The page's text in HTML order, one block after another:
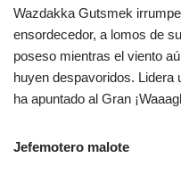
Wazdakka Gutsmek
ensordecedor, a lomos de
poseso mientras el viento
huyen despavoridos. Lidera
ha apuntado al Gran
Jefemotero malote